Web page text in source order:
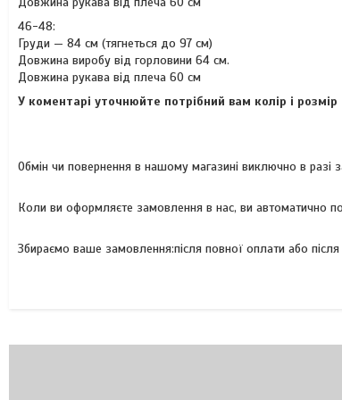
46-48:
Груди — 84 см (тягнеться до 97 см)
Довжина виробу від горловини 64 см.
Довжина рукава від плеча 60 см
У коментарі уточнюйте потрібний вам колір і розмір
Обмін чи повернення в нашому магазині виключно в разі
Коли ви оформляєте замовлення в нас, ви автоматично
Збираємо ваше замовлення:після повної оплати або після